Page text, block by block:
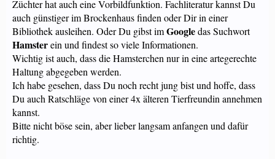
Züchter hat auch eine Vorbildfunktion. Fachliteratur kannst Du
auch günstiger im Brockenhaus finden oder Dir in einer
Bibliothek ausleihen. Oder Du gibst imGoogledas Suchwort
Hamsterein und findest so viele Informationen.
Wichtig ist auch, dass die Hamsterchen nur in eine artegerechte
Haltung abgegeben werden.
Ich habe gesehen, dass Du noch recht jung bist und hoffe, dass
Du auch Ratschläge von einer 4x älteren Tierfreundin annehmen
kannst.
Bitte nicht böse sein, aber lieber langsam anfangen und dafür
richtig.